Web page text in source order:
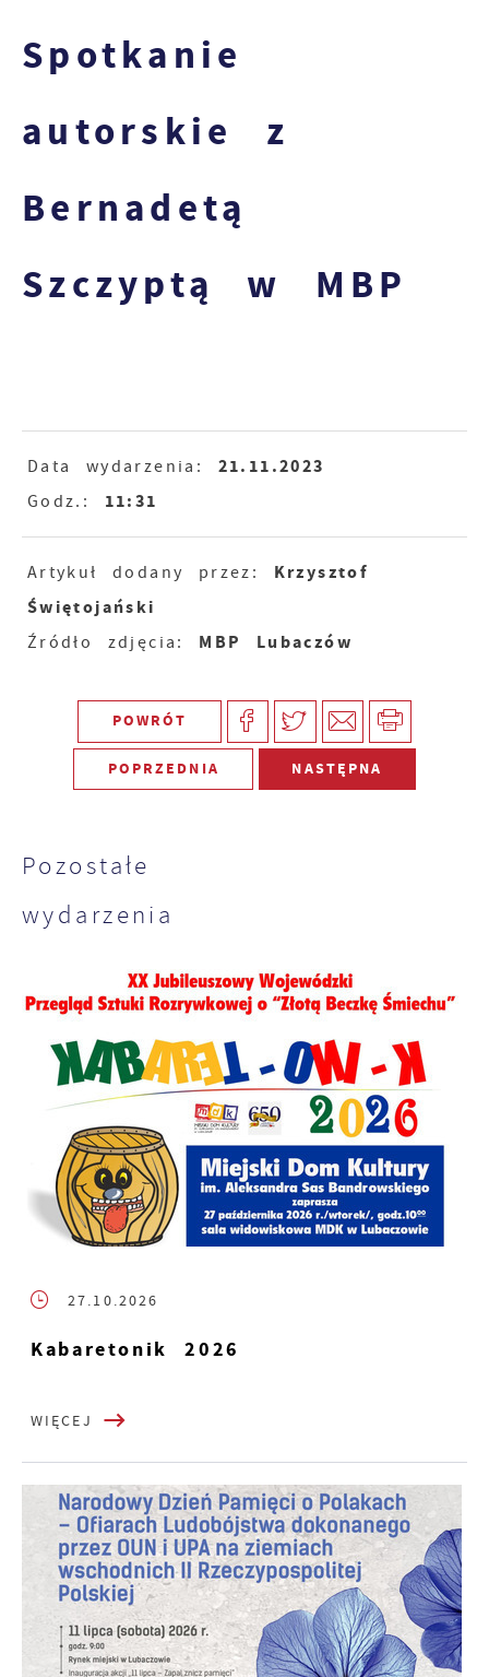
Spotkanie
autorskie z
Bernadetą
Szczyptą w MBP
Data wydarzenia: 21.11.2023
Godz.: 11:31
Artykuł dodany przez: Krzysztof
Świętojański
Źródło zdjęcia: MBP Lubaczów
POWRÓT
POPRZEDNIA NASTĘPNA
Pozostałe
wydarzenia
27.10.2026
Kabaretonik 2026
WIĘCEJ